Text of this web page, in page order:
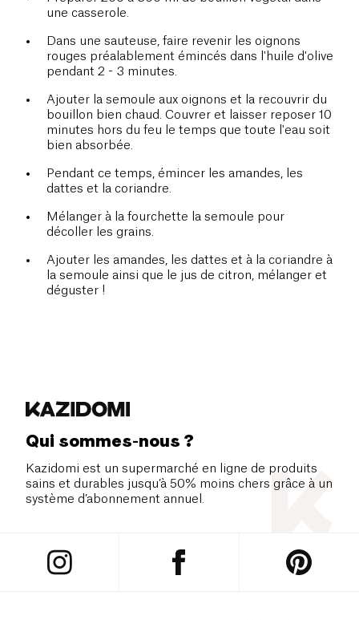
une casserole.
Dans une sauteuse, faire revenir les oignons
rouges préalablement émincés dans l'huile d'olive
pendant 2 - 3 minutes.
Ajouter la semoule aux oignons et la recouvrir du
bouillon bien chaud. Couvrer et laisser reposer 10
minutes hors du feu le temps que toute l'eau soit
bien absorbée.
Pendant ce temps, émincer les amandes, les
dattes et la coriandre.
Mélanger à la fourchette la semoule pour
décoller les grains.
Ajouter les amandes, les dattes et à la coriandre à
la semoule ainsi que le jus de citron, mélanger et
déguster !
Qui sommes-nous ?
Kazidomi est un supermarché en ligne de produits
sains et durables jusqu’à 50% moins chers grâce à un
système d’abonnement annuel.